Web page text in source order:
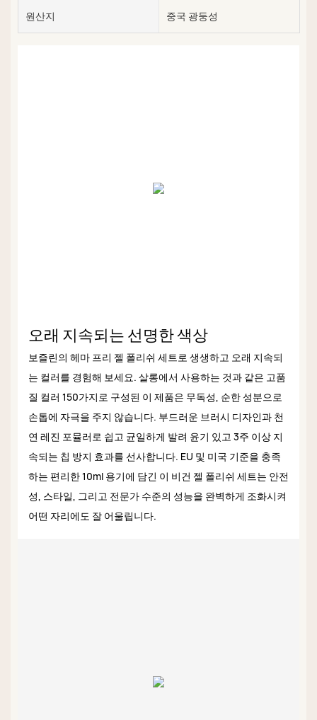
원산지 중국 광둥성
오래 지속되는 선명한 색상
보즐린의 헤마 프리 젤 폴리쉬 세트로 생생하고 오래 지속되
는 컬러를 경험해 보세요. 살롱에서 사용하는 것과 같은 고품
질 컬러 150가지로 구성된 이 제품은 무독성, 순한 성분으로
손톱에 자극을 주지 않습니다. 부드러운 브러시 디자인과 천
연 레진 포뮬러로 쉽고 균일하게 발려 윤기 있고 3주 이상 지
속되는 칩 방지 효과를 선사합니다. EU 및 미국 기준을 충족
하는 편리한 10ml 용기에 담긴 이 비건 젤 폴리쉬 세트는 안전
성, 스타일, 그리고 전문가 수준의 성능을 완벽하게 조화시켜
어떤 자리에도 잘 어울립니다.